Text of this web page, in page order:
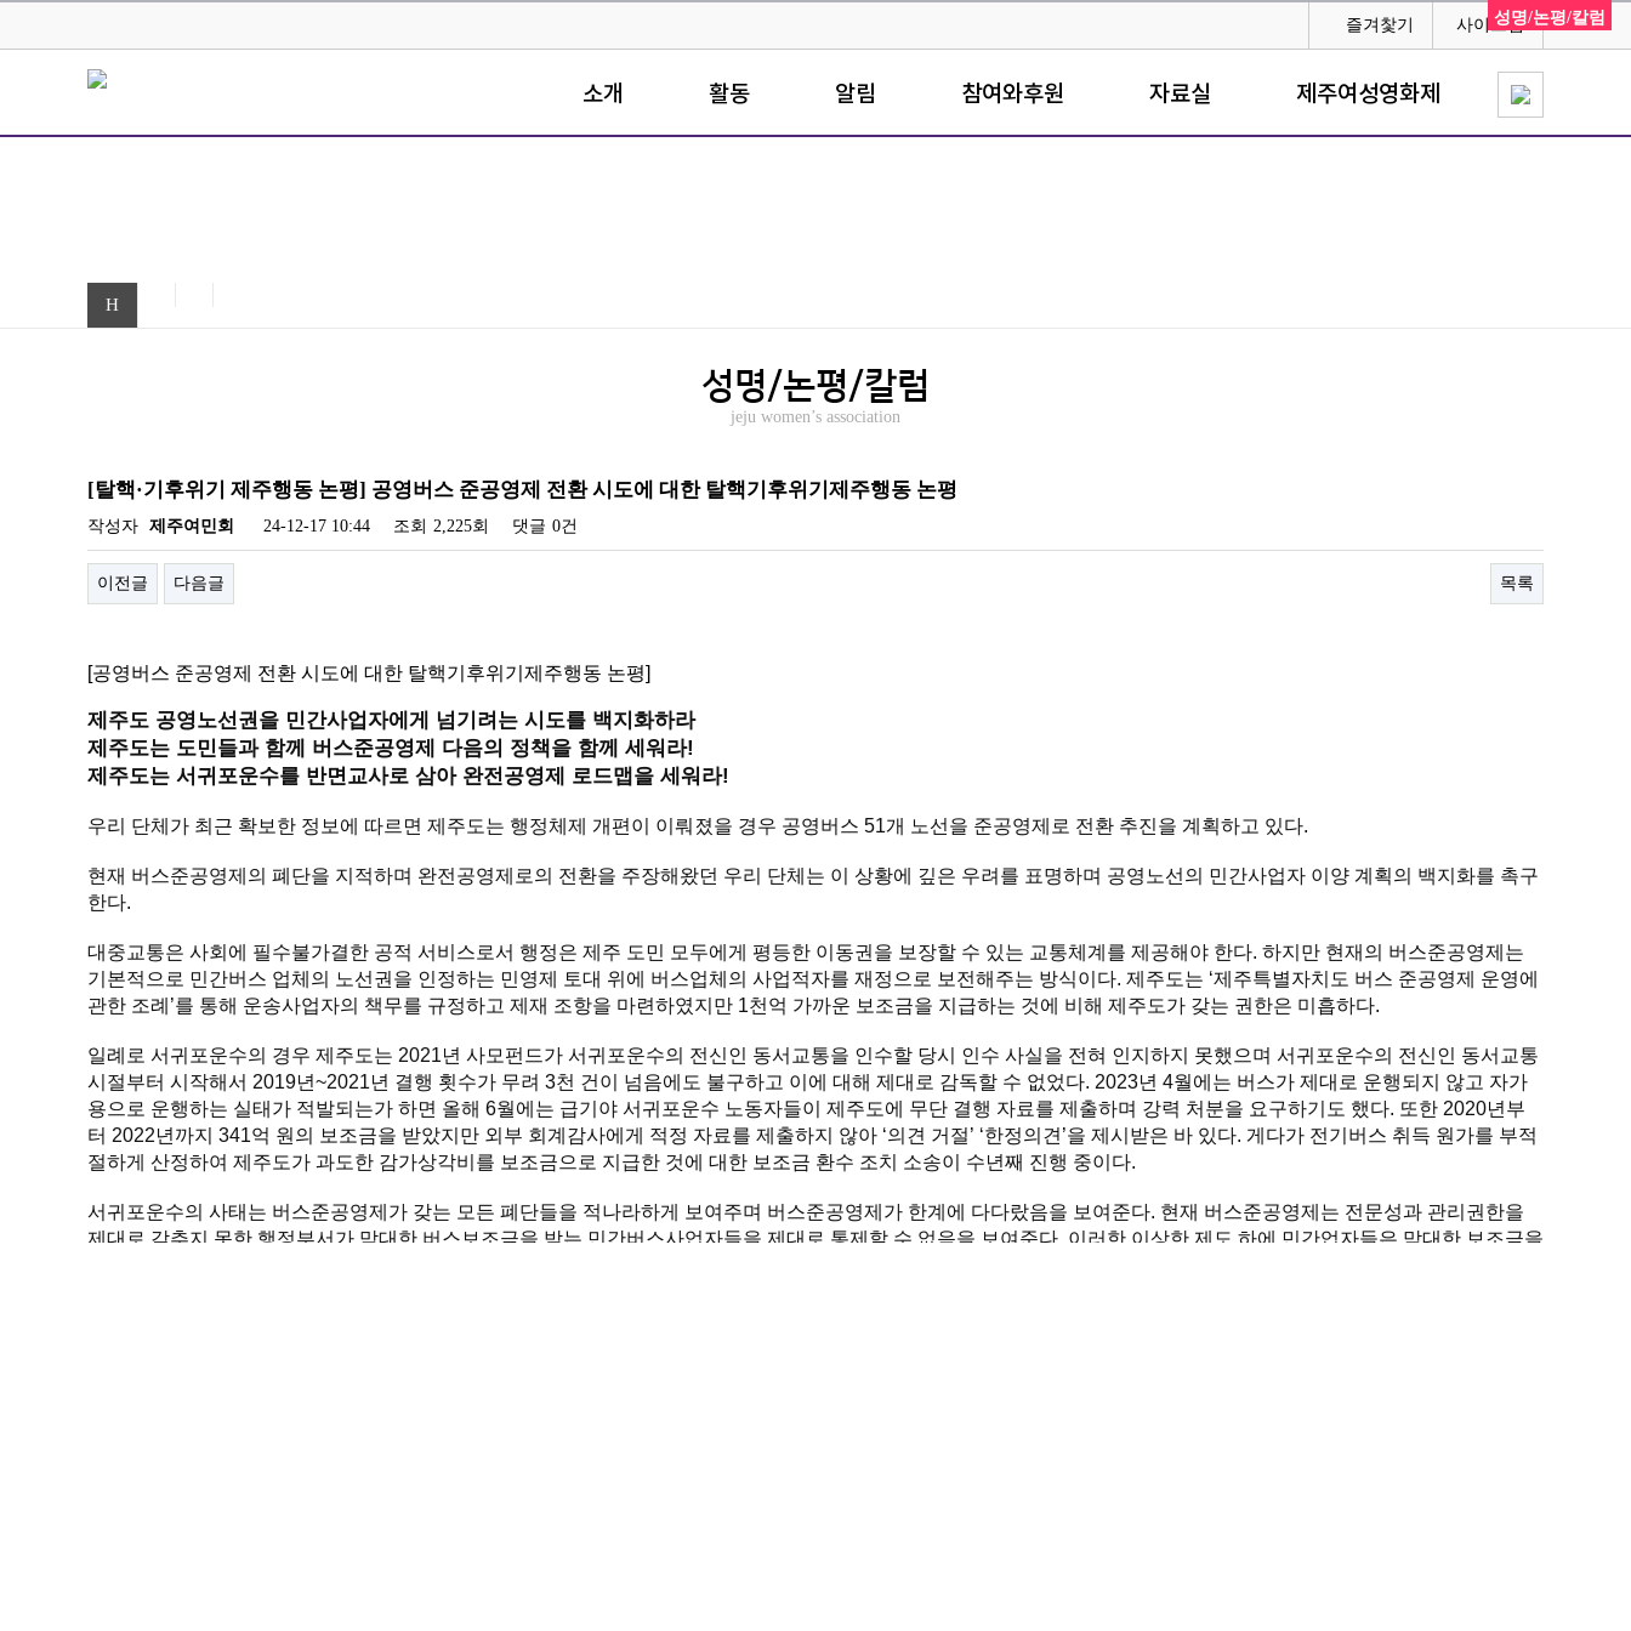
즐겨찿기 사이트맵
소개 활동 알림 참여와후원 자료실 제주여성영화제
H
성명/논평/칼럼
jeju women’s association
성명/논평/칼럼
[탈핵·기후위기 제주행동 논평] 공영버스 준공영제 전환 시도에 대한 탈핵기후위기제주행동 논평
작성자 제주여민회 24-12-17 10:44 조회 2,225회 댓글 0건
이전글 다음글 목록
[공영버스 준공영제 전환 시도에 대한 탈핵기후위기제주행동 논평]
제주도 공영노선권을 민간사업자에게 넘기려는 시도를 백지화하라
제주도는 도민들과 함께 버스준공영제 다음의 정책을 함께 세워라!
제주도는 서귀포운수를 반면교사로 삼아 완전공영제 로드맵을 세워라!
우리 단체가 최근 확보한 정보에 따르면 제주도는 행정체제 개편이 이뤄졌을 경우 공영버스 51개 노선을 준공영제로 전환 추진을 계획하고 있다.
현재 버스준공영제의 폐단을 지적하며 완전공영제로의 전환을 주장해왔던 우리 단체는 이 상황에 깊은 우려를 표명하며 공영노선의 민간사업자 이양 계획의 백지화를 촉구
한다.
대중교통은 사회에 필수불가결한 공적 서비스로서 행정은 제주 도민 모두에게 평등한 이동권을 보장할 수 있는 교통체계를 제공해야 한다. 하지만 현재의 버스준공영제는
기본적으로 민간버스 업체의 노선권을 인정하는 민영제 토대 위에 버스업체의 사업적자를 재정으로 보전해주는 방식이다. 제주도는 ‘제주특별자치도 버스 준공영제 운영에
관한 조례’를 통해 운송사업자의 책무를 규정하고 제재 조항을 마련하였지만 1천억 가까운 보조금을 지급하는 것에 비해 제주도가 갖는 권한은 미흡하다.
일례로 서귀포운수의 경우 제주도는 2021년 사모펀드가 서귀포운수의 전신인 동서교통을 인수할 당시 인수 사실을 전혀 인지하지 못했으며 서귀포운수의 전신인 동서교통
시절부터 시작해서 2019년~2021년 결행 횟수가 무려 3천 건이 넘음에도 불구하고 이에 대해 제대로 감독할 수 없었다. 2023년 4월에는 버스가 제대로 운행되지 않고 자가
용으로 운행하는 실태가 적발되는가 하면 올해 6월에는 급기야 서귀포운수 노동자들이 제주도에 무단 결행 자료를 제출하며 강력 처분을 요구하기도 했다. 또한 2020년부
터 2022년까지 341억 원의 보조금을 받았지만 외부 회계감사에게 적정 자료를 제출하지 않아 ‘의견 거절’ ‘한정의견’을 제시받은 바 있다. 게다가 전기버스 취득 원가를 부적
절하게 산정하여 제주도가 과도한 감가상각비를 보조금으로 지급한 것에 대한 보조금 환수 조치 소송이 수년째 진행 중이다.
서귀포운수의 사태는 버스준공영제가 갖는 모든 폐단들을 적나라하게 보여주며 버스준공영제가 한계에 다다랐음을 보여준다. 현재 버스준공영제는 전문성과 관리권한을
제대로 갖추지 못한 행정부서가 막대한 버스보조금을 받는 민간버스사업자들을 제대로 통제할 수 없음을 보여준다. 이러한 이상한 제도 하에 민간업자들은 막대한 보조금을